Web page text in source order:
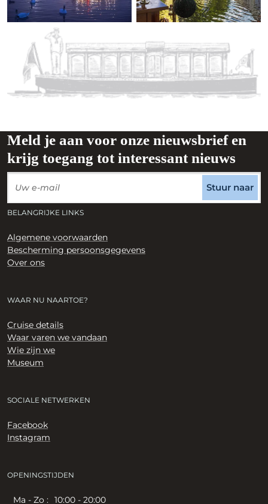
Meld je aan voor onze nieuwsbrief en
krijg toegang tot interessant nieuws
Stuur naar
BELANGRIJKE LINKS
Algemene voorwaarden
Bescherming persoonsgegevens
Over ons
WAAR NU NAARTOE?
Cruise details
Waar varen we vandaan
Wie zijn we
Museum
SOCIALE NETWERKEN
Facebook
Instagram
OPENINGSTIJDEN
Ma - Zo : 10:00 - 20:00